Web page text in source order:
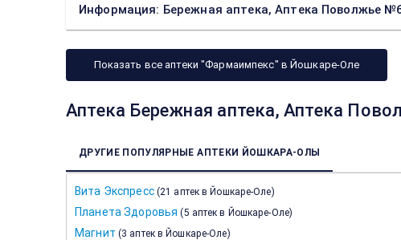
Информация: Бережная аптека, Аптека Поволжье
Показать все аптеки "Фармаимпекс" в Йошкаре-Оле
Аптека Бережная аптека, Аптека
ДРУГИЕ ПОПУЛЯРНЫЕ АПТЕКИ ЙОШКАРА-ОЛЫ
Вита Экспресс (21 аптек в Йошкаре-Оле)
Планета Здоровья (5 аптек в Йошкаре-Оле)
Магнит (3 аптек в Йошкаре-Оле)